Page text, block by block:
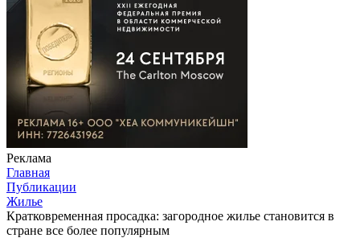
Реклама
Главная
Публикации
Жилье
Кратковременная просадка: загородное жилье становится в
стране все более популярным